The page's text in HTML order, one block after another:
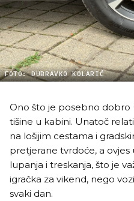
FOTO: DUBRAVKO KOLARIĆ
Ono što je posebno dobro
tišine u kabini. Unatoč
na lošijim cestama i
pretjerane tvrdoće, a
lupanja i treskanja, što je
igračka za vikend, nego
svaki dan.